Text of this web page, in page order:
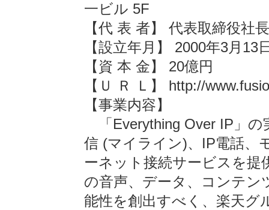
一ビル 5F
【代 表 者】 代表取締役
【設立年月】 2000年3月13
【資 本 金】 20億円
【Ｕ Ｒ Ｌ】 http://
【事業内容】
「Everything Over IP」の
信 (マイライン)、IP電話、
ーネット接続サービスを提
の音声、データ、コンテ
能性を創出すべく、楽天グ